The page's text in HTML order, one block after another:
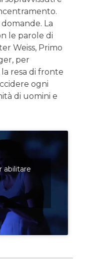
La
le parole di
Weiss, Primo
per
resa di fronte
ogni
di uomini e
abilitare